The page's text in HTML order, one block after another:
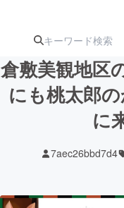
注目のリ 注目
倉敷美観地区
にも桃太郎
に
7aec26bbd7d4